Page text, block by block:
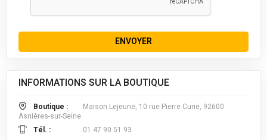
ENVOYER
INFORMATIONS SUR LA BOUTIQUE
Boutique :
Maison Lejeune, 10 rue Pierre Curie, 92600
Asnières-sur-Seine
Tél. :
01 47 90 51 93